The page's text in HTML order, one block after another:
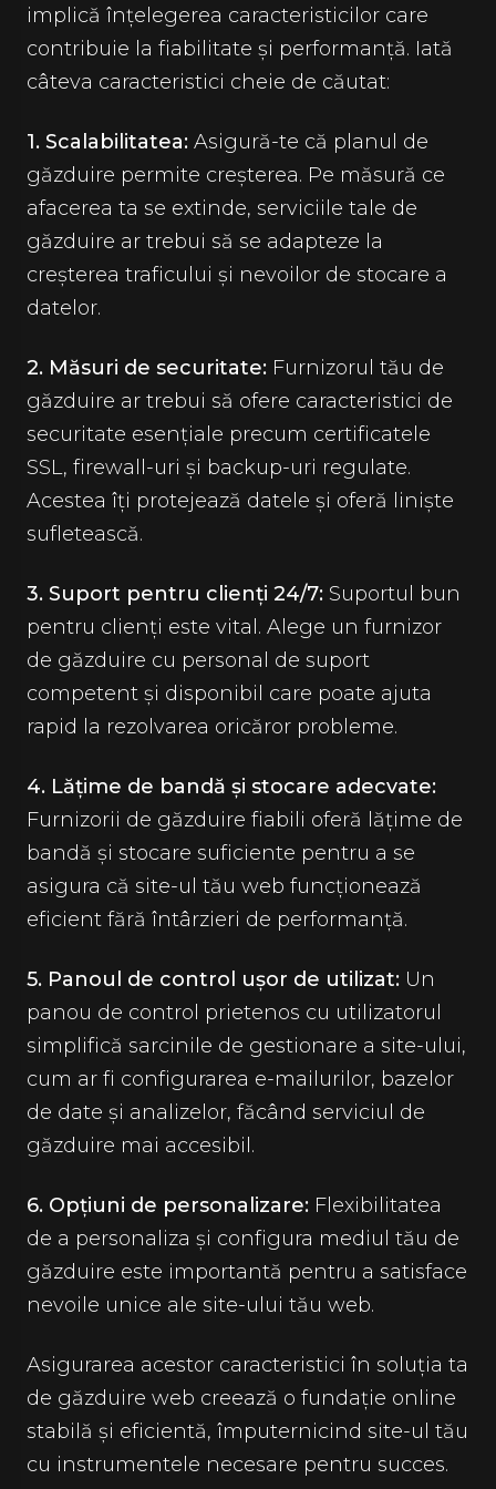
implică înțelegerea caracteristicilor care
contribuie la fiabilitate și performanță. Iată
câteva caracteristici cheie de căutat:
1. Scalabilitatea: Asigură-te că planul de
găzduire permite creșterea. Pe măsură ce
afacerea ta se extinde, serviciile tale de
găzduire ar trebui să se adapteze la
creșterea traficului și nevoilor de stocare a
datelor.
2. Măsuri de securitate: Furnizorul tău de
găzduire ar trebui să ofere caracteristici de
securitate esențiale precum certificatele
SSL, firewall-uri și backup-uri regulate.
Acestea îți protejează datele și oferă liniște
sufletească.
3. Suport pentru clienți 24/7: Suportul bun
pentru clienți este vital. Alege un furnizor
de găzduire cu personal de suport
competent și disponibil care poate ajuta
rapid la rezolvarea oricăror probleme.
4. Lățime de bandă și stocare adecvate:
Furnizorii de găzduire fiabili oferă lățime de
bandă și stocare suficiente pentru a se
asigura că site-ul tău web funcționează
eficient fără întârzieri de performanță.
5. Panoul de control ușor de utilizat: Un
panou de control prietenos cu utilizatorul
simplifică sarcinile de gestionare a site-ului,
cum ar fi configurarea e-mailurilor, bazelor
de date și analizelor, făcând serviciul de
găzduire mai accesibil.
6. Opțiuni de personalizare: Flexibilitatea
de a personaliza și configura mediul tău de
găzduire este importantă pentru a satisface
nevoile unice ale site-ului tău web.
Asigurarea acestor caracteristici în soluția ta
de găzduire web creează o fundație online
stabilă și eficientă, împuternicind site-ul tău
cu instrumentele necesare pentru succes.